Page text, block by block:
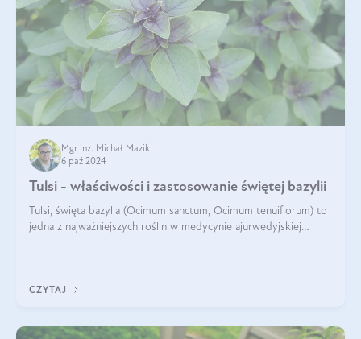
Mgr inż. Michał Mazik
6 paź 2024
Tulsi - właściwości i zastosowanie świętej bazylii
Tulsi, święta bazylia (Ocimum sanctum, Ocimum tenuiflorum) to
jedna z najważniejszych roślin w medycynie ajurwedyjskiej
CZYTAJ